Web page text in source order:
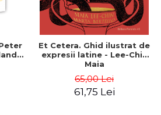
-
Et Cetera. Ghid ilustrat de
expresii latine - Lee-Chin
Maia
65,00 Lei
61,75 Lei